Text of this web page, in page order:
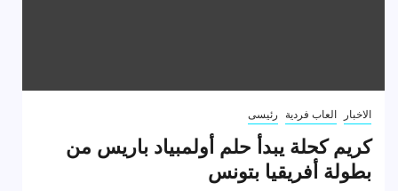
الاخبار العاب فردية رئيسى
كريم كحلة يبدأ حلم أولمبياد باريس من
بطولة أفريقيا بتونس